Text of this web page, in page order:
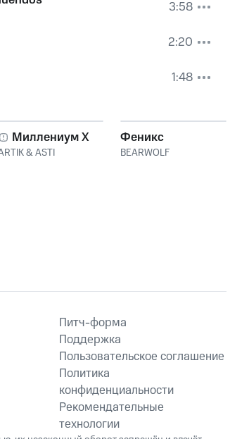
3:58
2:20
1:48
Миллениум X
& ASTI
Феникс
BEARWOLF
Питч-форма
Поддержка
Пользовательское соглашение
Политика
конфиденциальности
Рекомендательные
технологии